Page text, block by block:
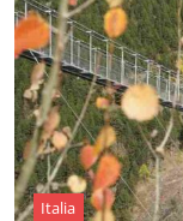
Italia